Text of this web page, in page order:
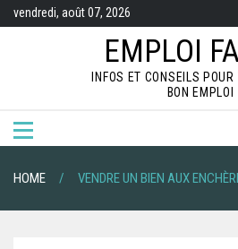
t
vendredi, août 07, 2026
EMPLOI
INFOS ET CONSEILS
BON EMPLOI
HOME VENDRE UN BIEN AUX